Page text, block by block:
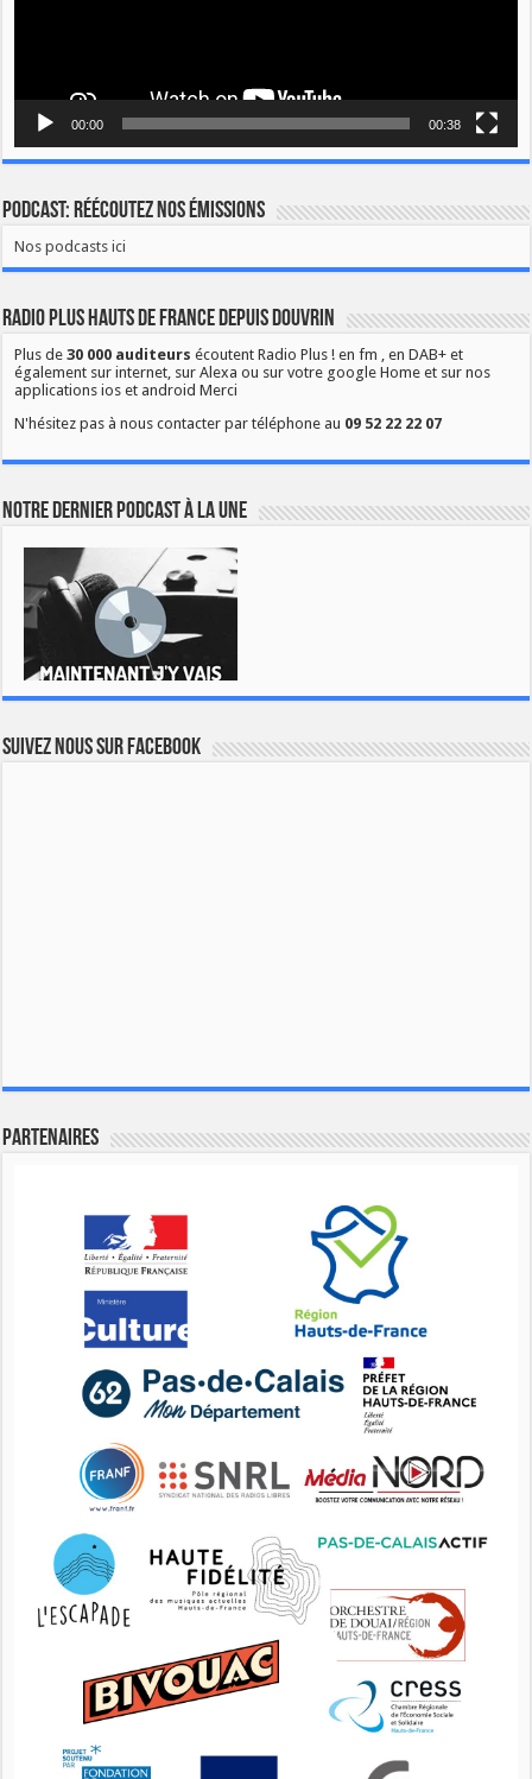
00:00 00:38
Podcast: Réécoutez nos émissions
Nos podcasts ici
Radio Plus Hauts de France depuis Douvrin
Plus de30 000 auditeurs écoutent Radio Plus ! en fm , en DAB+ et
également sur internet, sur Alexa ou sur votre google Home et sur nos
applications ios et android Merci
N'hésitez pas à nous contacter par téléphone au 09 52 22 22 07
Notre dernier podcast à la une
Suivez nous sur Facebook
Partenaires